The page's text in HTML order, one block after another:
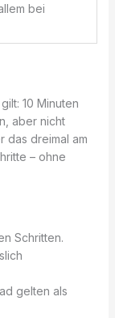
bei
10 Minuten
aber nicht
das dreimal am
– ohne
Schritten.
gelten als